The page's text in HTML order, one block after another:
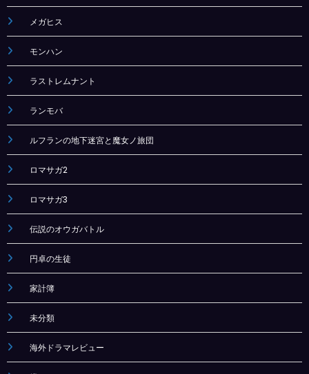
メガヒス
モンハン
ラストレムナント
ランモバ
ルフランの地下迷宮と魔女ノ旅団
ロマサガ2
ロマサガ3
伝説のオウガバトル
円卓の生徒
家計簿
未分類
海外ドラマレビュー